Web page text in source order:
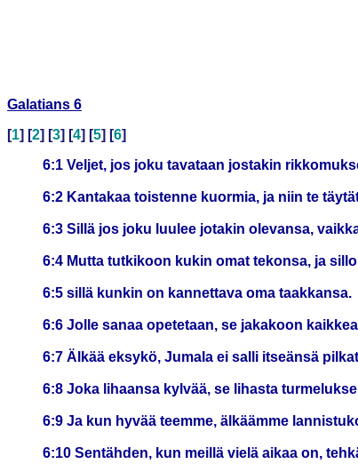
Galatians 6
[1] [2] [3] [4] [5] [6]
6:1 Veljet, jos joku tavataan jostakin
6:2 Kantakaa toistenne kuormia, ja niin te
6:3 Sillä jos joku luulee jotakin olevansa,
6:4 Mutta tutkikoon kukin omat tekonsa, ja
6:5 sillä kunkin on kannettava oma taakkansa.
6:6 Jolle sanaa opetetaan, se jakakoon
6:7 Älkää eksykö, Jumala ei salli itseänsä
6:8 Joka lihaansa kylvää, se lihasta
6:9 Ja kun hyvää teemme, älkäämme
6:10 Sentähden, kun meillä vielä aikaa on,